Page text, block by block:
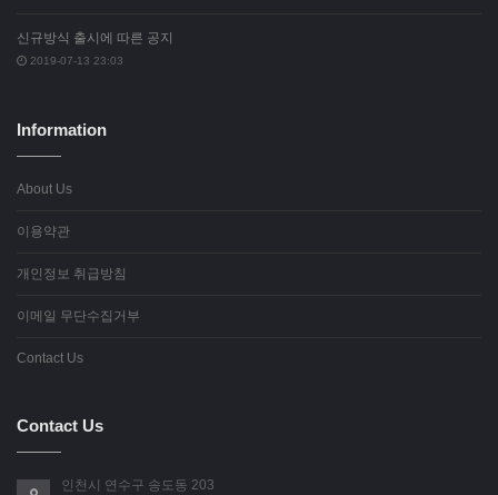
신규방식 출시에 따른 공지
2019-07-13 23:03
Information
About Us
이용약관
개인정보 취급방침
이메일 무단수집거부
Contact Us
Contact Us
인천시 연수구 송도동 203